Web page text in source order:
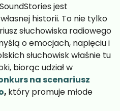
jest
historii. To nie tylko
słuchowiska radiowego
o emocjach, napięciu i
słuchowisk właśnie tu
biorąc udział w
na scenariusz
, który promuje młode